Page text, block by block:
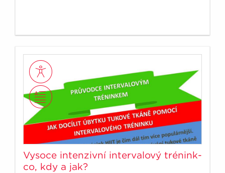
Vysoce intenzivní intervalový trénink-
co, kdy a jak?